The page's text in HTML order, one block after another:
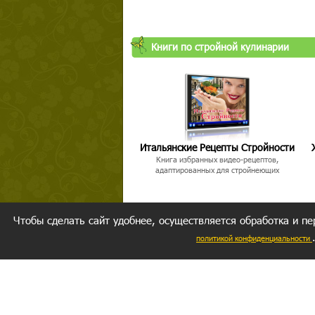
Книги по стройной кулинарии
Итальянские Рецепты Стройности
Книга избранных видео-рецептов,
адаптированных для стройнеющих
Чтобы сделать сайт удобнее, осуществляется обработка и
политикой конфиденциальности